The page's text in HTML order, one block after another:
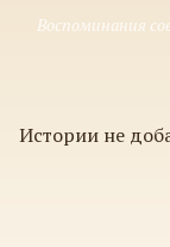
Воспоминания
Истории не